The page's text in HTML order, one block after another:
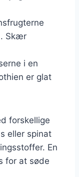
Skær
i en
er glat
forskellige
eller spinat
En
for at søde